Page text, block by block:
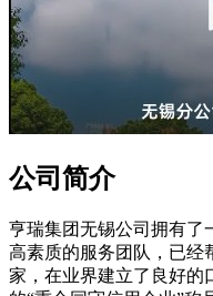
公司简介
亨瑞集团无锡公司拥有了
高素质的服务团队，已经
家，在业界建立了良好的